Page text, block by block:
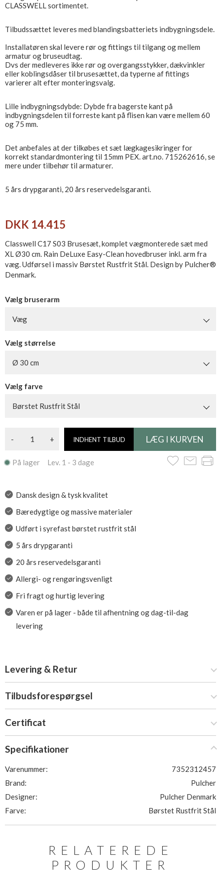
CLASSWELL sortimentet.
Tilbudssættet leveres med blandingsbatteriets indbygningsdele.
Installatøren skal levere rør og fittings til tilgang og mellem
armatur og bruseudtag.
Dvs der medleveres ikke rør og overgangsstykker, dækvinkler
eller koblingsdåser til brusesættet, da typerne af fittings
varierer alt efter monteringsvalg.
Lille indbygningsdybde: Dybde fra bagerste kant på
indbygningsdelen til forreste kant på flisen kan være mellem 60
og 75 mm.
Det anbefales at der tilkøbes et sæt lægkagesikringer for
korrekt standardmontering til 15mm PEX. art.no. 715262616, se
mere under tilbehør til armaturer.
5 års drypgaranti, 20 års reservedelsgaranti.
DKK 14.415
Classwell C17 S03 Brusesæt, komplet vægmonterede sæt med
XL Ø30 cm. Rain DeLuxe Easy-Clean hovedbruser inkl. arm fra
væg. Udførsel i massiv Børstet Rustfrit Stål. Design by Pulcher®
Denmark.
Vælg bruserarm
Væg
Vælg størrelse
Ø 30 cm
Vælg farve
Børstet Rustfrit Stål
- + INDHENT TILBUD
På lager Lev. 1 - 3 dage
Dansk design & tysk kvalitet
Bæredygtige og massive materialer
Udført i syrefast børstet rustfrit stål
5 års drypgaranti
20 års reservedelsgaranti
Allergi- og rengøringsvenligt
Fri fragt og hurtig levering
Varen er på lager - både til afhentning og dag-til-dag
levering
Levering & Retur
Tilbudsforespørgsel
Certificat
Specifikationer
Varenummer:
7352312457
Brand:
Pulcher
Designer:
Pulcher Denmark
Farve:
Børstet Rustfrit Stål
RELATEREDE
PRODUKTER